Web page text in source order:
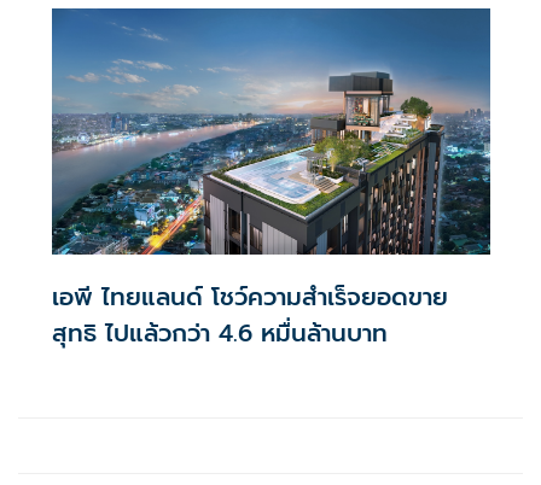
เอพี ไทยแลนด์ โชว์ความสำเร็จยอดขาย
สุทธิ ไปแล้วกว่า 4.6 หมื่นล้านบาท